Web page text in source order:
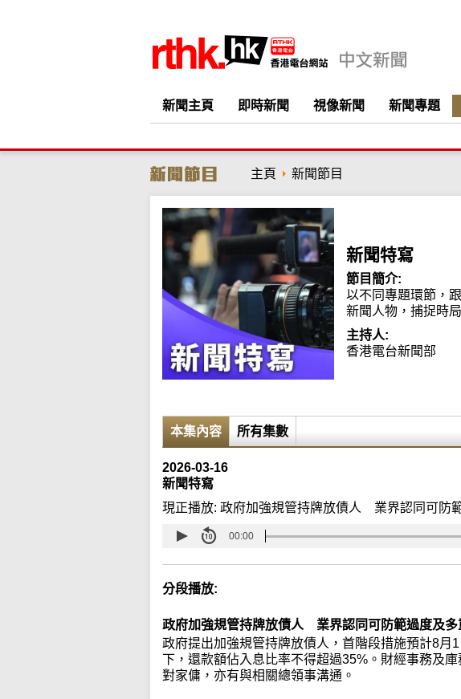
新聞主頁 即時新聞 視像新聞 新聞專題
主頁 新聞節目
新聞特寫
節目簡介:
以不同專題環節，
新聞人物，捕捉時
主持人:
香港電台新聞部
本集內容 所有集數
2026-03-16
新聞特寫
現正播放: 政府加強規管持牌放債人 業界認同可防
00:00
分段播放:
政府加強規管持牌放債人 業界認同可防範過度及多
政府提出加強規管持牌放債人，首階段措施預計8月
下，還款額佔入息比率不得超過35%。財經事務及
對家傭，亦有與相關總領事溝通。